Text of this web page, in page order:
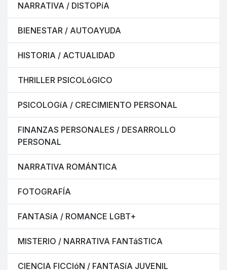
NARRATIVA / DISTOPíA
BIENESTAR / AUTOAYUDA
HISTORIA / ACTUALIDAD
THRILLER PSICOLóGICO
PSICOLOGíA / CRECIMIENTO PERSONAL
FINANZAS PERSONALES / DESARROLLO
PERSONAL
NARRATIVA ROMÁNTICA
FOTOGRAFÍA
FANTASíA / ROMANCE LGBT+
MISTERIO / NARRATIVA FANTáSTICA
CIENCIA FICCIóN / FANTASíA JUVENIL